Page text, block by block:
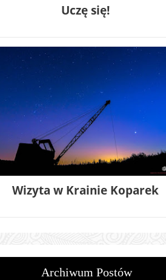
Uczę się!
Wizyta w Krainie Koparek
Archiwum Postów